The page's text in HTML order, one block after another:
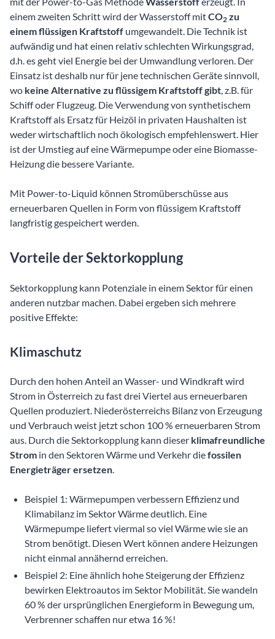
einem zweiten Schritt wird der Wasserstoff mitCO2 zu
einem flüssigen Kraftstoff umgewandelt. Die Technik ist
aufwändig und hat einen relativ schlechten Wirkungsgrad,
d.h. es geht viel Energie bei der Umwandlung verloren. Der
Einsatz ist deshalb nur für jene technischen Geräte sinnvoll,
wo keine Alternative zu flüssigem Kraftstoff gibt, z.B. für
Schiff oder Flugzeug. Die Verwendung von synthetischem
Kraftstoff als Ersatz für Heizöl in privaten Haushalten ist
weder wirtschaftlich noch ökologisch empfehlenswert. Hier
ist der Umstieg auf eine Wärmepumpe oder eine Biomasse-
Heizung die bessere Variante.
Mit Power-to-Liquid können Stromüberschüsse aus
erneuerbaren Quellen in Form von flüssigem Kraftstoff
langfristig gespeichert werden.
Vorteile der Sektorkopplung
Sektorkopplung kann Potenziale in einem Sektor für einen
anderen nutzbar machen. Dabei ergeben sich mehrere
positive Effekte:
Klimaschutz
Durch den hohen Anteil an Wasser- und Windkraft wird
Strom in Österreich zu fast drei Viertel aus erneuerbaren
Quellen produziert. Niederösterreichs Bilanz von Erzeugung
und Verbrauch weist jetzt schon 100 % erneuerbaren Strom
aus. Durch die Sektorkopplung kann dieser klimafreundliche
Strom in den Sektoren Wärme und Verkehr diefossilen
Energieträger ersetzen.
Beispiel 1: Wärmepumpen verbessern Effizienz und
Klimabilanz im Sektor Wärme deutlich. Eine
Wärmepumpe liefert viermal so viel Wärme wie sie an
Strom benötigt. Diesen Wert können andere Heizungen
nicht einmal annähernd erreichen.
Beispiel 2: Eine ähnlich hohe Steigerung der Effizienz
bewirken Elektroautos im Sektor Mobilität. Sie wandeln
60 % der ursprünglichen Energieform in Bewegung um,
Verbrenner schaffen nur etwa 16 %!